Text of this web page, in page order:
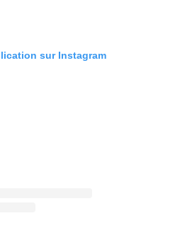
sur Instagram